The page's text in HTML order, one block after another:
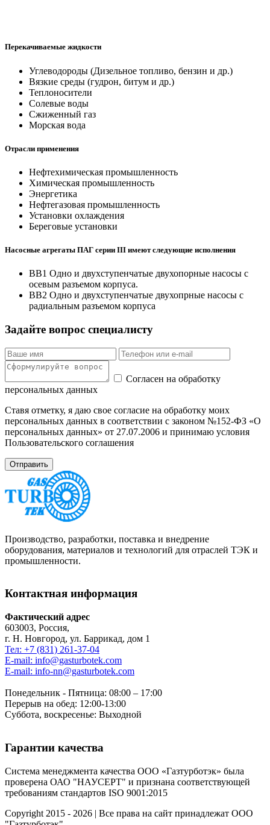
Перекачиваемые жидкости
Углеводороды (Дизельное топливо, бензин и др.)
Вязкие среды (гудрон, битум и др.)
Теплоносители
Солевые воды
Сжиженный газ
Морская вода
Отрасли применения
Нефтехимическая промышленность
Химическая промышленность
Энергетика
Нефтегазовая промышленность
Установки охлаждения
Береговые установки
Насосные агрегаты ПАГ серии III имеют следующие исполнения
ВВ1 Одно и двухступенчатые двухопорные насосы с
осевым разъемом корпуса.
ВВ2 Одно и двухступенчатые двухопрные насосы с
радиальным разъемом корпуса
Задайте вопрос специалисту
Согласен на обработку
персональных данных
Ставя отметку, я даю свое согласие на обработку моих
персональных данных в соответствии с законом №152-ФЗ «О
персональных данных» от 27.07.2006 и принимаю условия
Пользовательского соглашения
Производство, разработки, поставка и внедрение
оборудования, материалов и технологий для отраслей ТЭК и
промышленности.
Контактная информация
Фактический адрес
603003, Россия,
г. Н. Новгород, ул. Баррикад, дом 1
Тел: +7 (831) 261-37-04
E-mail: info@gasturbotek.com
E-mail: info-nn@gasturbotek.com
Понедельник - Пятница: 08:00 – 17:00
Перерыв на обед: 12:00-13:00
Суббота, воскресенье: Выходной
Гарантии качества
Система менеджмента качества ООО «Газтурботэк» была
проверена ОАО "НАУСЕРТ" и признана соответствующей
требованиям стандартов ISO 9001:2015
Copyright 2015 - 2026 | Все права на сайт принадлежат ООО